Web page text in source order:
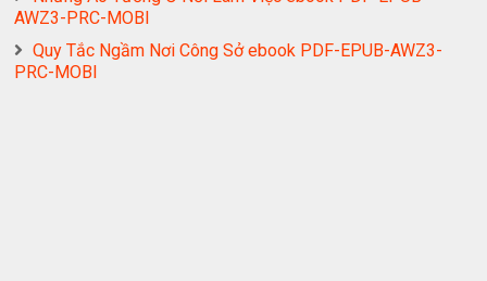
AWZ3-PRC-MOBI
Quy Tắc Ngầm Nơi Công Sở ebook PDF-EPUB-AWZ3-
PRC-MOBI